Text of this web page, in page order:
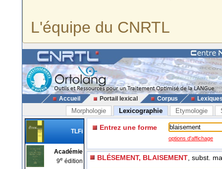
L'équipe du CNRTL
Accueil Portail lexical Corpus
Morphologie Lexicographie Etymologie
TLFi
Académie
9e édition
Entrez une forme
options d'affichage
BLÉSEMENT, BLAISEMENT , subst.